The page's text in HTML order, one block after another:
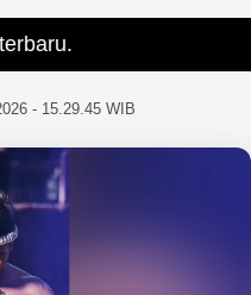
- 15.29.47 WIB